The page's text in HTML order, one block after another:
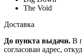
The Void
Доставка
До пункта выдачи. В
согласован адрес,